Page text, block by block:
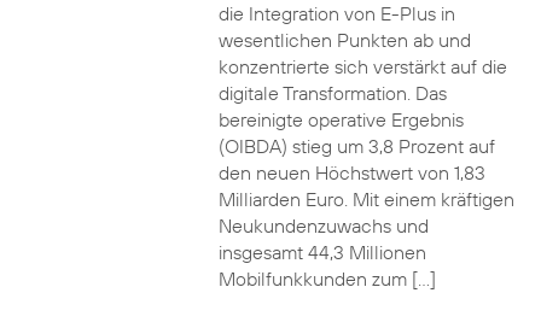
die Integration von E-Plus in
wesentlichen Punkten ab und
konzentrierte sich verstärkt auf die
digitale Transformation. Das
bereinigte operative Ergebnis
(OIBDA) stieg um 3,8 Prozent auf
den neuen Höchstwert von 1,83
Milliarden Euro. Mit einem kräftigen
Neukundenzuwachs und
insgesamt 44,3 Millionen
Mobilfunkkunden zum […]